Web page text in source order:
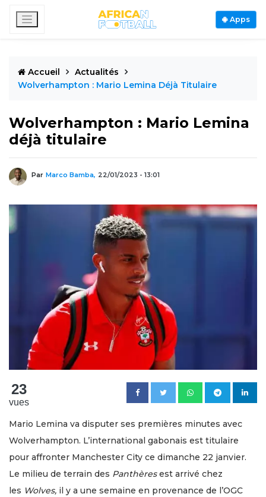
Apps
Accueil
Actualités
Wolverhampton : Mario Lemina Déjà Titulaire
Wolverhampton : Mario Lemina
déjà titulaire
Par Marco Bamba, 22/01/2023 - 13:01
23
vues
Mario Lemina va disputer ses premières minutes avec
Wolverhampton. L’international gabonais est titulaire
pour affronter Manchester City ce dimanche 22 janvier.
Le milieu de terrain des Panthèresest arrivé chez
les Wolves, il y a une semaine en provenance de l’OGC